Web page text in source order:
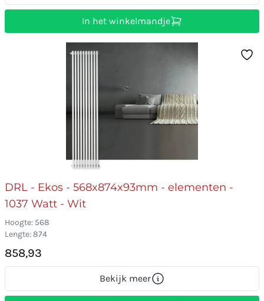
In het winkelmandje
DRL - Ekos - 568x874x93mm - elementen -
1037 Watt - Wit
Hoogte: 568
Lengte: 874
858,93
Bekijk meer